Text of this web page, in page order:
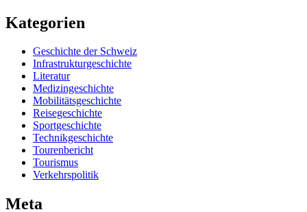
Kategorien
Geschichte der Schweiz
Infrastrukturgeschichte
Literatur
Medizingeschichte
Mobilitätsgeschichte
Reisegeschichte
Sportgeschichte
Technikgeschichte
Tourenbericht
Tourismus
Verkehrspolitik
Meta